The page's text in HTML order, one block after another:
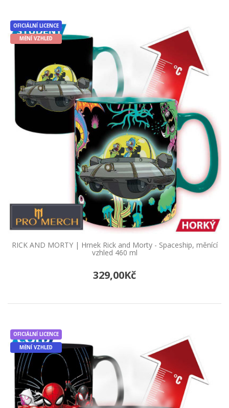
OFICIÁLNÍ LICENCE
MĚNÍ VZHLED
RICK AND MORTY | Hrnek Rick and Morty - Spaceship, měnící
vzhled 460 ml
329,00Kč
OFICIÁLNÍ LICENCE
MĚNÍ VZHLED